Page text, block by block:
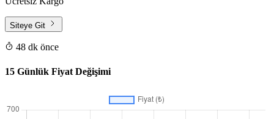
Siteye Git
48 dk önce
15 Günlük Fiyat Değişimi